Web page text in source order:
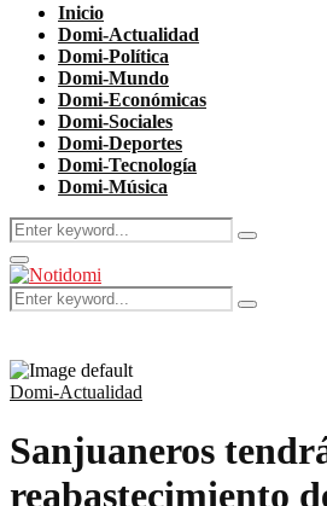
Inicio
Domi-Actualidad
Domi-Política
Domi-Mundo
Domi-Económicas
Domi-Sociales
Domi-Deportes
Domi-Tecnología
Domi-Música
Search
for:
Search
Primary
Menu
Search
for:
Search
Domi-Actualidad
Sanjuaneros
reabastecimiento